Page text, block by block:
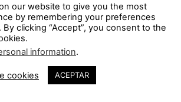
Facho Dede
0 COMENTARIOS
de Miguel García
0 COMENTARIOS
architecture.com/
our website to give you the most
by remembering your preferences
clicking “Accept”, you consent to the
information.
cookies ACEPTAR